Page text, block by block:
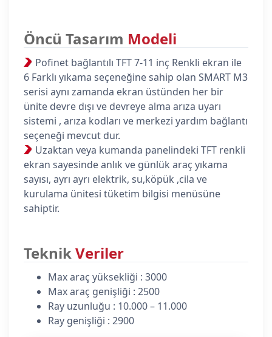
Öncü Tasarım Modeli
Pofinet bağlantılı TFT 7-11 inç Renkli ekran ile
6 Farklı yıkama seçeneğine sahip olan SMART M3
serisi aynı zamanda ekran üstünden her bir
ünite devre dışı ve devreye alma arıza uyarı
sistemi , arıza kodları ve merkezi yardım bağlantı
seçeneği mevcut dur.
Uzaktan veya kumanda panelindeki TFT renkli
ekran sayesinde anlık ve günlük araç yıkama
sayısı, ayrı ayrı elektrik, su,köpük ,cila ve
kurulama ünitesi tüketim bilgisi menüsüne
sahiptir.
TeknikVeriler
Max araç yüksekliği : 3000
Max araç genişliği : 2500
Ray uzunluğu : 10.000 – 11.000
Ray genişliği : 2900